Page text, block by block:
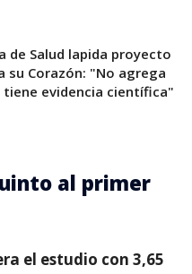
de Salud lapida proyecto
su Corazón: "No agrega
tiene evidencia científica"
al primer
el estudio con 3,65